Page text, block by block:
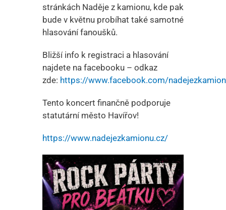
stránkách Naděje z kamionu, kde pak
bude v květnu probíhat také samotné
hlasování fanoušků.
Bližší info k registraci a hlasování
najdete na facebooku – odkaz
zde: https://www.facebook.com/
Tento koncert finančně podporuje
statutární město Havířov!
https://www.nadejezkamionu.cz/